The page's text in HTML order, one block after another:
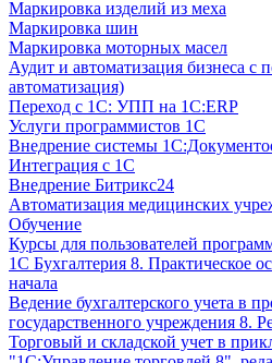
Маркировка изделий из меха
Маркировка шин
Маркировка моторных масел
Аудит и автоматизация бизнеса
автоматизация)
Переход с 1С: УПП на 1С:ERP
Услуги программистов 1С
Внедрение системы
Интеграция с 1С
Внедрение Битрикс24
Автоматизация медицинских
Обучение
Курсы для пользователей
1С Бухгалтерия 8. Практическое
начала
Ведение бухгалтерского учета в
государственного учреждения 8.
Торговый и складской учет в